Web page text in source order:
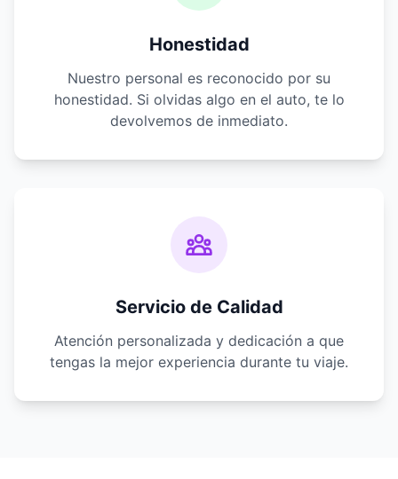
Honestidad
Nuestro personal es reconocido por su
honestidad. Si olvidas algo en el auto, te lo
devolvemos de inmediato.
Servicio de Calidad
Atención personalizada y dedicación a que
tengas la mejor experiencia durante tu viaje.